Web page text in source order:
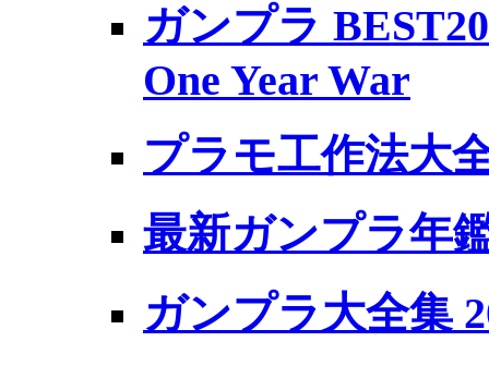
ガンプラ
One Year War
プラモ工作法大
最新ガンプラ年
ガンプラ大全集